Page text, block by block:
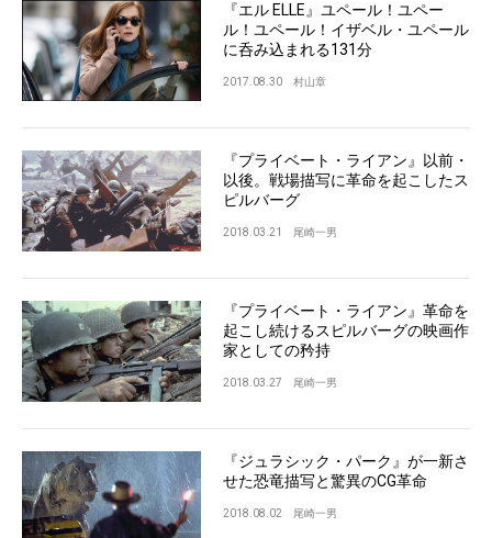
『エル ELLE』ユペール！ユペー
ル！ユペール！イザベル・ユペール
に呑み込まれる131分
2017.08.30 村山章
『プライベート・ライアン』以前・
以後。戦場描写に革命を起こしたス
ピルバーグ
2018.03.21 尾崎一男
『プライベート・ライアン』革命を
起こし続けるスピルバーグの映画作
家としての矜持
2018.03.27 尾崎一男
『ジュラシック・パーク』が一新さ
せた恐竜描写と驚異のCG革命
2018.08.02 尾崎一男